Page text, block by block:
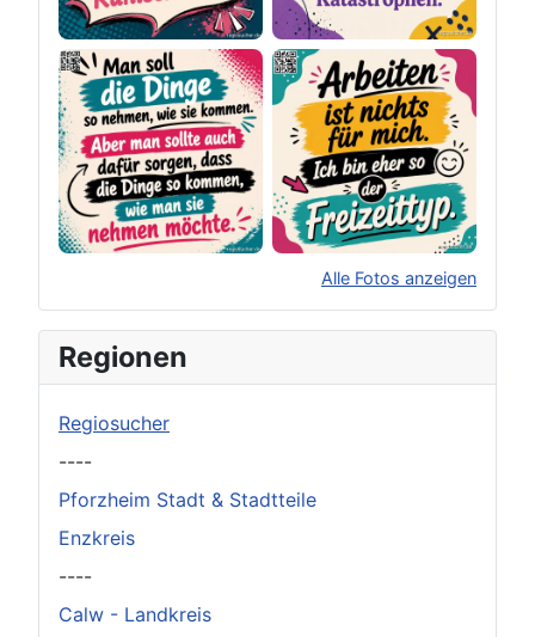
Alle Fotos anzeigen
Original herunterladen
Regionen
Regiosucher
----
Pforzheim Stadt & Stadtteile
Enzkreis
----
Calw - Landkreis